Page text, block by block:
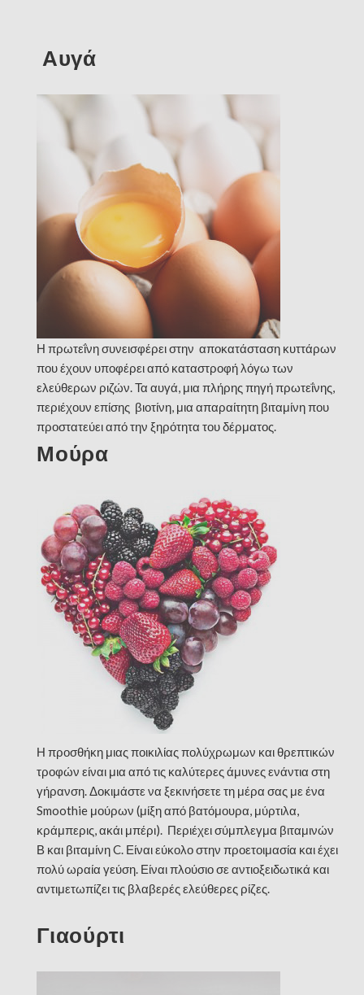
Αυγά
Η πρωτεΐνη συνεισφέρει στην αποκατάσταση κυττάρων
που έχουν υποφέρει από καταστροφή λόγω των
ελεύθερων ριζών. Τα αυγά, μια πλήρης πηγή πρωτεΐνης,
περιέχουν επίσης βιοτίνη, μια απαραίτητη βιταμίνη που
προστατεύει από την ξηρότητα του δέρματος.
Μούρα
Η προσθήκη μιας ποικιλίας πολύχρωμων και θρεπτικών
τροφών είναι μια από τις καλύτερες άμυνες ενάντια στη
γήρανση. Δοκιμάστε να ξεκινήσετε τη μέρα σας με ένα
Smoothie μούρων (μίξη από βατόμουρα, μύρτιλα,
κράμπερις, ακάι μπέρι). Περιέχει σύμπλεγμα βιταμινών
Β και βιταμίνηC. Είναι εύκολο στην προετοιμασία και έχει
πολύ ωραία γεύση. Είναι πλούσιο σε αντιοξειδωτικά και
αντιμετωπίζει τις βλαβερές ελεύθερες ρίζες.
Γιαούρτι